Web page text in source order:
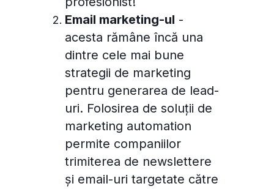
Email marketing-ul -
acesta rămâne încă una
dintre cele mai bune
strategii de marketing
pentru generarea de lead-
uri. Folosirea de soluții de
marketing automation
permite companiilor
trimiterea de newslettere
și email-uri targetate către